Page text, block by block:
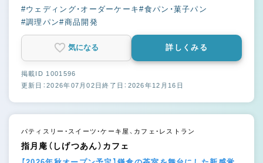
#ウェディング・オーダーケーキ#食パン・菓子パン
#調理パン#商品開発
気になる 詳しくみる
掲載ID 1001596
更新日：2026年07月02日終了日：2026年12月16日
パティスリー・スイーツ・ケーキ屋、カフェ・レストラン
指月庵（しげつあん）カフェ